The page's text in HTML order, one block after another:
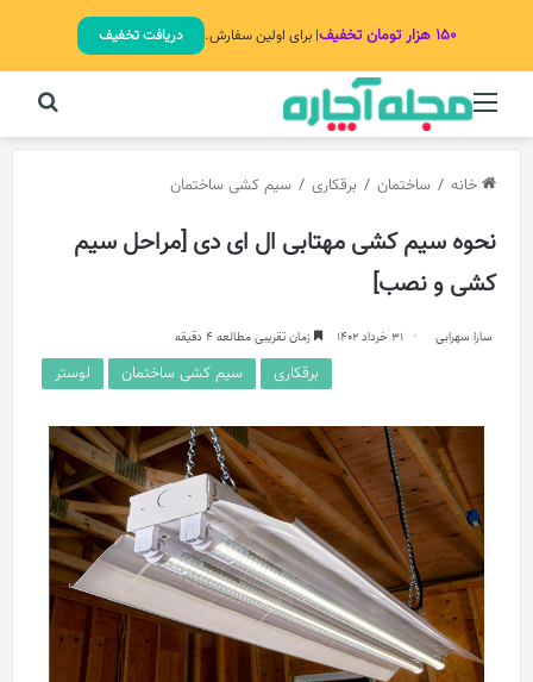
۱۵۰ هزار تومان تخفیف | برای اولین سفارش. دریافت تخفیف
منو
خانه / ساختمان / برقکاری / سیم‌ کشی ساختمان
نحوه سیم کشی مهتابی ال ای دی [مراحل سیم
کشی و نصب]
سارا سهرابی 31 خرداد 1402 زمان تقریبی مطالعه 4 دقیقه
برقکاری سیم‌ کشی ساختمان لوستر